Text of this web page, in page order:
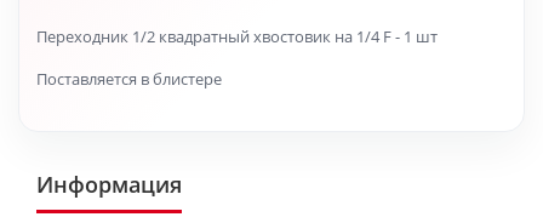
Переходник 1/2 квадратный хвостовик на 1/4 F - 1 шт
Поставляется в блистере
Информация